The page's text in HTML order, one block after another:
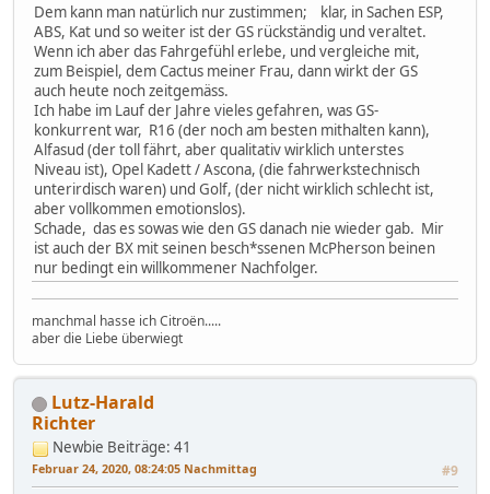
Dem kann man natürlich nur zustimmen; klar, in Sachen ESP,
ABS, Kat und so weiter ist der GS rückständig und veraltet.
Wenn ich aber das Fahrgefühl erlebe, und vergleiche mit,
zum Beispiel, dem Cactus meiner Frau, dann wirkt der GS
auch heute noch zeitgemäss.
Ich habe im Lauf der Jahre vieles gefahren, was GS-
konkurrent war, R16 (der noch am besten mithalten kann),
Alfasud (der toll fährt, aber qualitativ wirklich unterstes
Niveau ist), Opel Kadett / Ascona, (die fahrwerkstechnisch
unterirdisch waren) und Golf, (der nicht wirklich schlecht ist,
aber vollkommen emotionslos).
Schade, das es sowas wie den GS danach nie wieder gab. Mir
ist auch der BX mit seinen besch*ssenen McPherson beinen
nur bedingt ein willkommener Nachfolger.
manchmal hasse ich Citroën.....
aber die Liebe überwiegt
Lutz-Harald
Richter
Newbie Beiträge: 41
Februar 24, 2020, 08:24:05 Nachmittag #9